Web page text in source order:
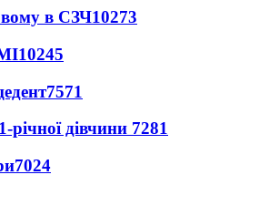
в СЗЧ10273
10245
7571
річної дівчини 7281
7024